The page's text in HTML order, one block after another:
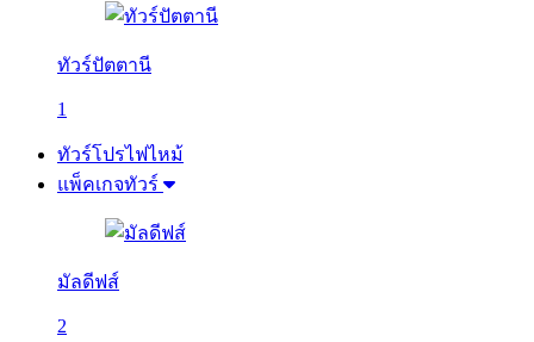
ทัวร์ปัตตานี
1
ทัวร์โปรไฟไหม้
แพ็คเกจทัวร์
มัลดีฟส์
2